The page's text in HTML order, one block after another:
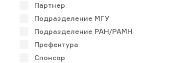
Партнер
Подразделение МГУ
Подразделение РАН/РАМН
Префектура
Спонсор